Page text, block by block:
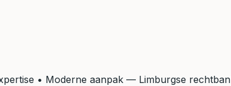
• Moderne aanpak — Limburgse